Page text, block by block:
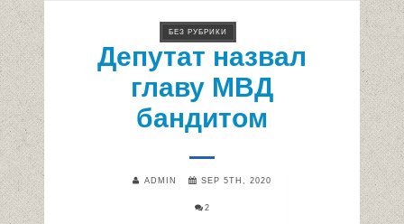
БЕЗ РУБРИКИ
Депутат назвал
главу МВД
бандитом
ADMIN SEP 5TH, 2020
2